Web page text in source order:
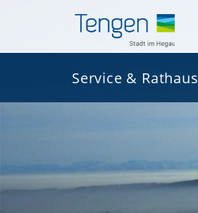
Service & Rathaus